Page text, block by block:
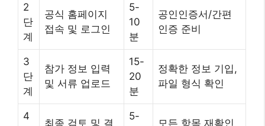
2
단
계
공식 홈페이지
접속 및 로그인
5-
10
분
공인인증서/간편
인증 준비
3
단
계
참가 정보 입력
및 서류 업로드
15-
20
분
정확한 정보 기입,
파일 형식 확인
4
최종 검토 및 결
5-
모든 항목 재확인